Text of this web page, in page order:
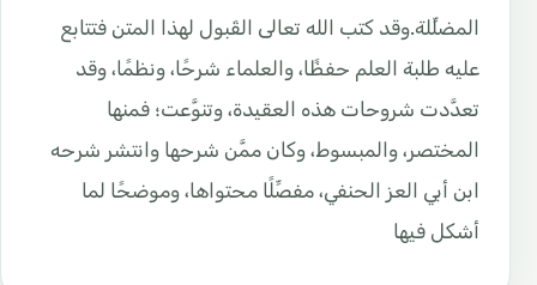
المضلِّلة.وقد كتب الله تعالى القَبول لهذا المتن فتتابع
عليه طلبة العلم حفظًا، والعلماء شرحًا، ونظمًا، وقد
تعدَّدت شروحات هذه العقيدة، وتنوَّعت؛ فمنها
المختصر، والمبسوط، وكان ممَّن شرحها وانتشر شرحه
ابن أبي العز الحنفي، مفصِّلًا محتواها، وموضحًا لما
أشكل فيها